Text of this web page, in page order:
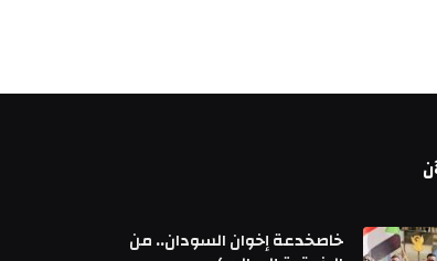
خاصخدعة إخوان السودان.. من